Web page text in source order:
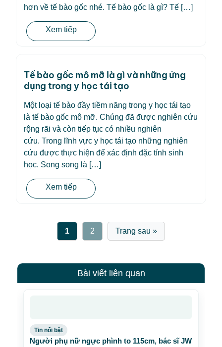
hơn về tế bào gốc nhé. Tế bào gốc là gì? Tế […]
Xem tiếp
Tế bào gốc mô mỡ là gì và những ứng
dụng trong y học tái tạo
Một loại tế bào đầy tiềm năng trong y học tái tạo
là tế bào gốc mô mỡ. Chúng đã được nghiên cứu
rộng rãi và còn tiếp tục có nhiều nghiên
cứu. Trong lĩnh vực y học tái tạo những nghiên
cứu được thực hiện để xác định đặc tính sinh
học. Song song là […]
Xem tiếp
1 2 Trang sau »
Bài viết liên quan
Tin nổi bật
Người phụ nữ ngực phình to 115cm, bác sĩ JW